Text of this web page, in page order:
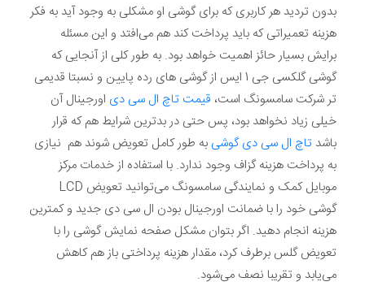
بدون تردید هر کاربری که برای گوشی او مشکلی به وجود آید به فکر
هزینه تعمیراتی که باید پرداخت کند هم می‌افتد و این مسئله
برایش بسیار حائز اهمیت خواهد بود. به طور کلی از آنجایی که
گوشی گلکسی جی 1 ایس از گوشی های رده پایین و نسبتا قدیمی
تر شرکت سامسونگ است، قیمت تاچ ال سی دی اورجینال آن
خیلی زیاد نخواهد بود، پس حتی در بدترین شرایط هم که قرار
باشد تاچ ال سی دی گوشی به طور کامل تعویض شوند هم نیازی
به پرداخت هزینه گزاف وجود ندارد. با استفاده از خدمات مرکز
موبایل کمک و نمایندگی سامسونگ می‌توانید تعویض LCD
گوشی خود را با ضمانت اورجینال بودن ال سی دی جدید و کمترین
هزینه انجام دهید. اگر بتوان مشکل صفحه نمایش گوشی را با
تعویض گلس برطرف کرد، مقدار هزینه پرداختی باز هم کاهش
می‌یابد و تقریبا نصف می‌شود.